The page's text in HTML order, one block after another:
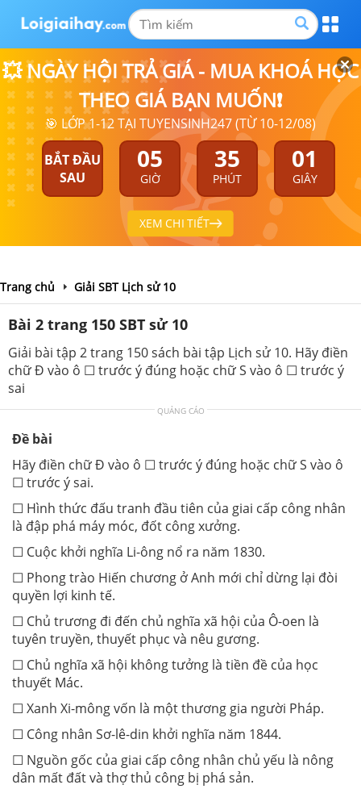
💥 NGÀY HỘI TRẢ GIÁ - MUA KHOÁ HỌC
THEO GIÁ BẠN MUỐN❗
🎯 LỚP 1-12 TẠI TUYENSINH247 (TỪ 10-12/08)
BẮT ĐẦU
SAU
05
GIỜ
35
PHÚT
00
GIÂY
XEM CHI TIẾT
Trang chủ Giải SBT Lịch sử 10
Bài 2 trang 150 SBT sử 10
Giải bài tập 2 trang 150 sách bài tập Lịch sử 10. Hãy điền
chữ Đ vào ô ☐ trước ý đúng hoặc chữ S vào ô ☐ trước ý
sai
QUẢNG CÁO
Đề bài
Hãy điền chữ Đ vào ô ☐ trước ý đúng hoặc chữ S vào ô
☐ trước ý sai.
☐ Hình thức đấu tranh đầu tiên của giai cấp công nhân
là đập phá máy móc, đốt công xưởng.
☐ Cuộc khởi nghĩa Li-ông nổ ra năm 1830.
☐ Phong trào Hiến chương ở Anh mới chỉ dừng lại đòi
quyền lợi kinh tế.
☐ Chủ trương đi đến chủ nghĩa xã hội của Ô-oen là
tuyên truyền, thuyết phục và nêu gương.
☐ Chủ nghĩa xã hội không tưởng là tiền đề của học
thuyết Mác.
☐ Xanh Xi-mông vốn là một thương gia người Pháp.
☐ Công nhân Sơ-lê-din khởi nghĩa năm 1844.
☐ Nguồn gốc của giai cấp công nhân chủ yếu là nông
dân mất đất và thợ thủ công bị phá sản.